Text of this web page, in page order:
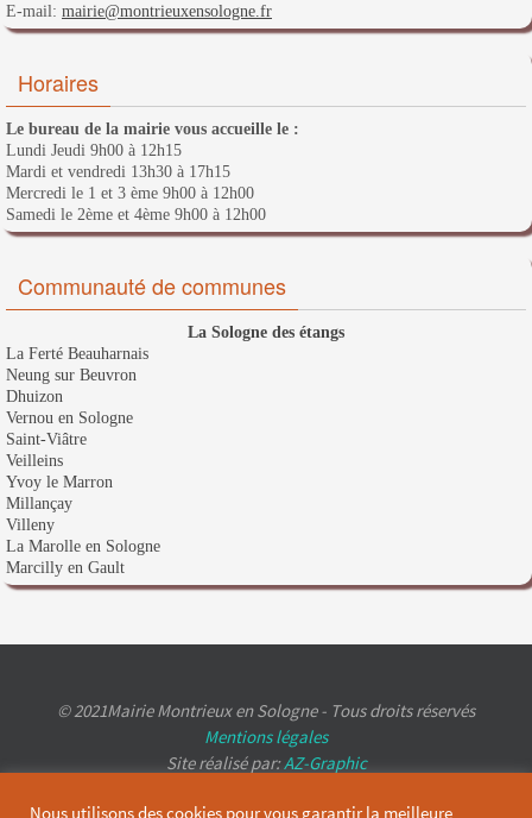
E-mail: mairie@montrieuxensologne.fr
Horaires
Le bureau de la mairie vous accueille le :
Lundi Jeudi 9h00 à 12h15
Mardi et vendredi 13h30 à 17h15
Mercredi le 1 et 3 ème 9h00 à 12h00
Samedi le 2ème et 4ème 9h00 à 12h00
Communauté de communes
La Sologne des étangs
La Ferté Beauharnais
Neung sur Beuvron
Dhuizon
Vernou en Sologne
Saint-Viâtre
Veilleins
Yvoy le Marron
Millançay
Villeny
La Marolle en Sologne
Marcilly en Gault
© 2021Mairie Montrieux en Sologne - Tous droits réservés
Mentions légales
Site réalisé par:AZ-Graphic
Nous utilisons des cookies pour vous garantir la meilleure